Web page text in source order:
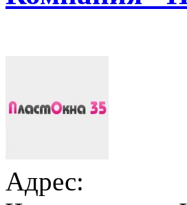
Адрес: